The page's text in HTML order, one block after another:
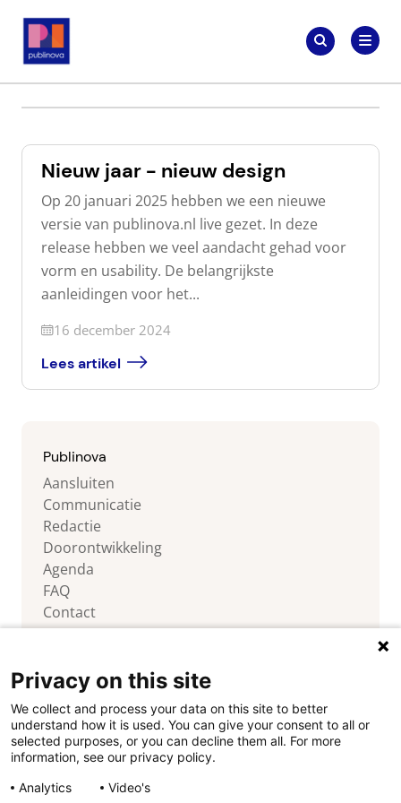
naar
Publinova.nl
Zoeken
naar:
Zoeken
Nieuw jaar - nieuw design
Op 20 januari 2025 hebben we een nieuwe
versie van publinova.nl live gezet. In deze
release hebben we veel aandacht gehad voor
vorm en usability. De belangrijkste
aanleidingen voor het...
Geüpdatet op
16 december 2024
Lees artikel
Publinova
Aansluiten
Communicatie
Redactie
Doorontwikkeling
Agenda
FAQ
Contact
Volg ons
Privacy on this site
We collect and process your data on this site to better
understand how it is used. You can give your consent to all or
selected purposes, or you can decline them all. For more
information, see our privacy policy.
Analytics
Video's